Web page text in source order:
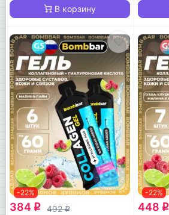
В корзину
-22%
384 q 492q
-22%
448 q